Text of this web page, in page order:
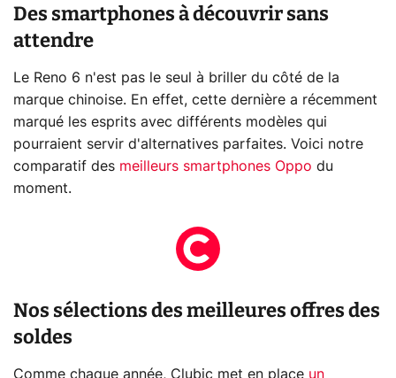
Des smartphones à découvrir sans
attendre
Le Reno 6 n'est pas le seul à briller du côté de la
marque chinoise. En effet, cette dernière a récemment
marqué les esprits avec différents modèles qui
pourraient servir d'alternatives parfaites. Voici notre
comparatif des meilleurs smartphones Oppo du
moment.
Nos sélections des meilleures offres des
soldes
Comme chaque année, Clubic met en place un